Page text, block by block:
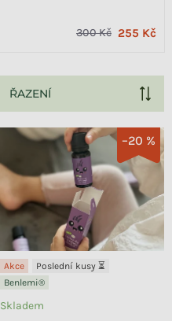
300 Kč 255 Kč
–20 %
Akce
Poslední kusy ⏳
Benlemi®
Skladem